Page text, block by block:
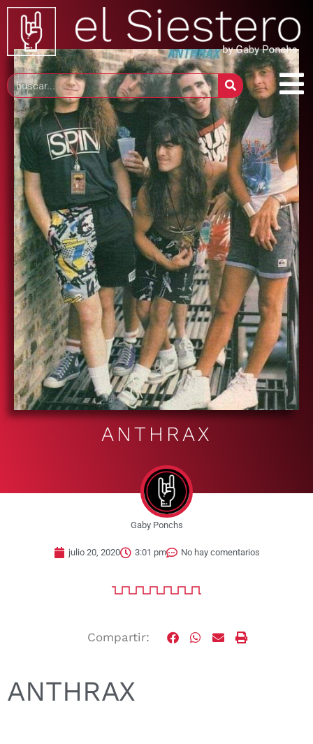
ANTHRAX
Gaby Ponchs
julio 20, 2020 3:01 pm No hay comentarios
Compartir:
ANTHRAX